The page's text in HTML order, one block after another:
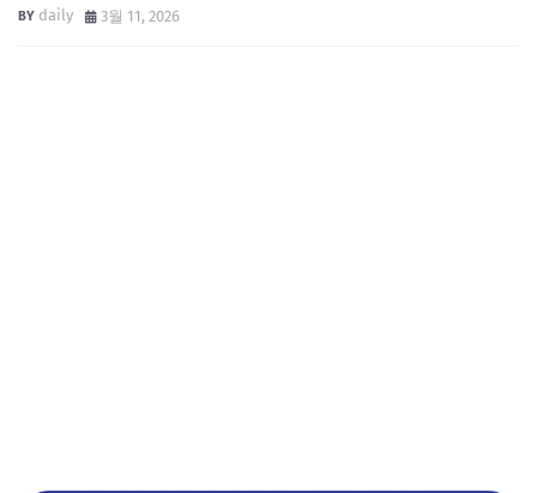
daily 3월 11, 2026